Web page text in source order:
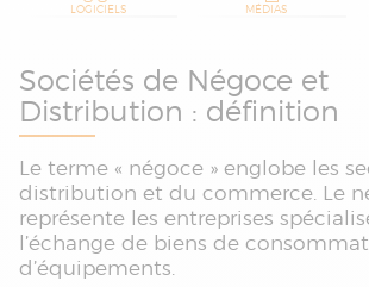
LOGICIELS MÉDIAS
Sociétés de Négoce et
Distribution : définition
Le terme « négoce » englobe les
distribution et du commerce. Le
représente les entreprises
l’échange de biens de
d’équipements.